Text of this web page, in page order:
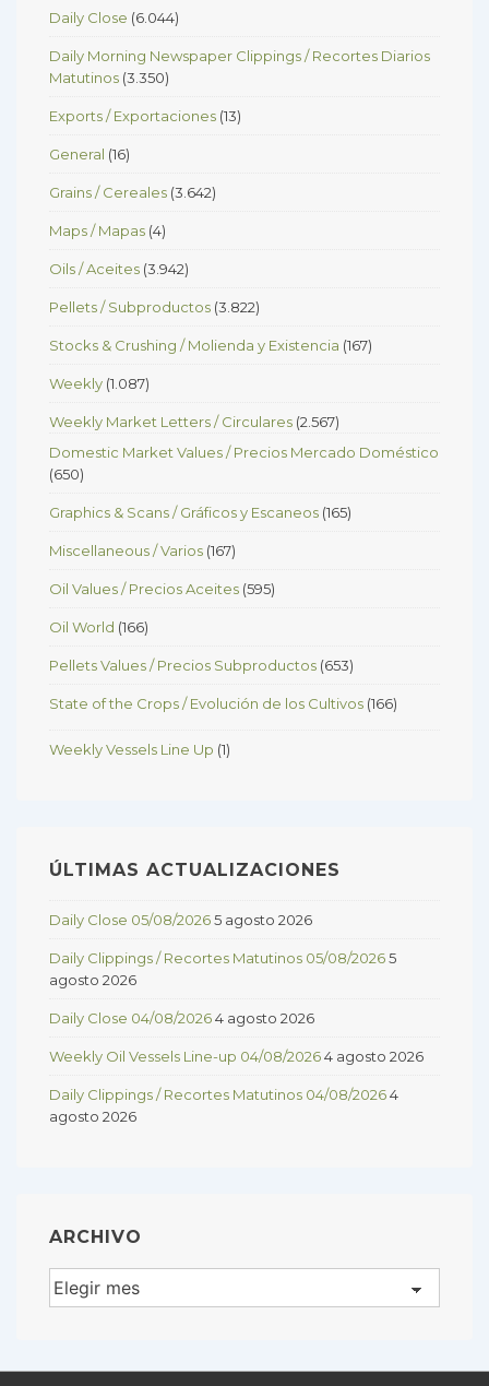
Daily Close (6.044)
Daily Morning Newspaper Clippings / Recortes Diarios
Matutinos (3.350)
Exports / Exportaciones (13)
General (16)
Grains / Cereales (3.642)
Maps / Mapas (4)
Oils / Aceites (3.942)
Pellets / Subproductos (3.822)
Stocks & Crushing / Molienda y Existencia (167)
Weekly (1.087)
Weekly Market Letters / Circulares (2.567)
Domestic Market Values / Precios Mercado Doméstico
(650)
Graphics & Scans / Gráficos y Escaneos (165)
Miscellaneous / Varios (167)
Oil Values / Precios Aceites (595)
Oil World (166)
Pellets Values / Precios Subproductos (653)
State of the Crops / Evolución de los Cultivos (166)
Weekly Vessels Line Up (1)
ÚLTIMAS ACTUALIZACIONES
Daily Close 05/08/20265 agosto 2026
Daily Clippings / Recortes Matutinos 05/08/20265
agosto 2026
Daily Close 04/08/20264 agosto 2026
Weekly Oil Vessels Line-up 04/08/20264 agosto 2026
Daily Clippings / Recortes Matutinos 04/08/20264
agosto 2026
ARCHIVO
Archivo